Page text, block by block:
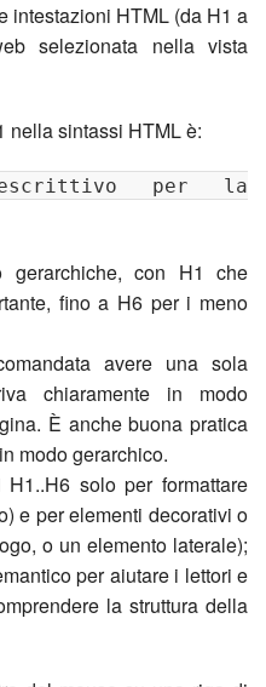
intestazioni HTML (da H1 a
selezionata nella vista
nella sintassi HTML è:
per la
gerarchiche, con H1 che
fino a H6 per i meno
avere una sola
chiaramente in modo
È anche buona pratica
modo gerarchico.
solo per formattare
e per elementi decorativi o
o un elemento laterale);
per aiutare i lettori e
la struttura della